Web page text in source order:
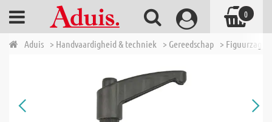
Aduis > Handvaardigheid & techniek > Gereedschap >
0